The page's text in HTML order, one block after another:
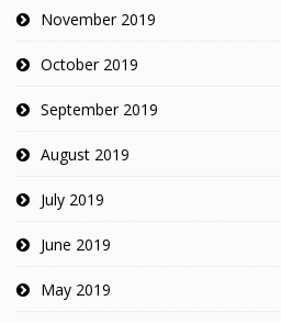
November 2019
October 2019
September 2019
August 2019
July 2019
June 2019
May 2019